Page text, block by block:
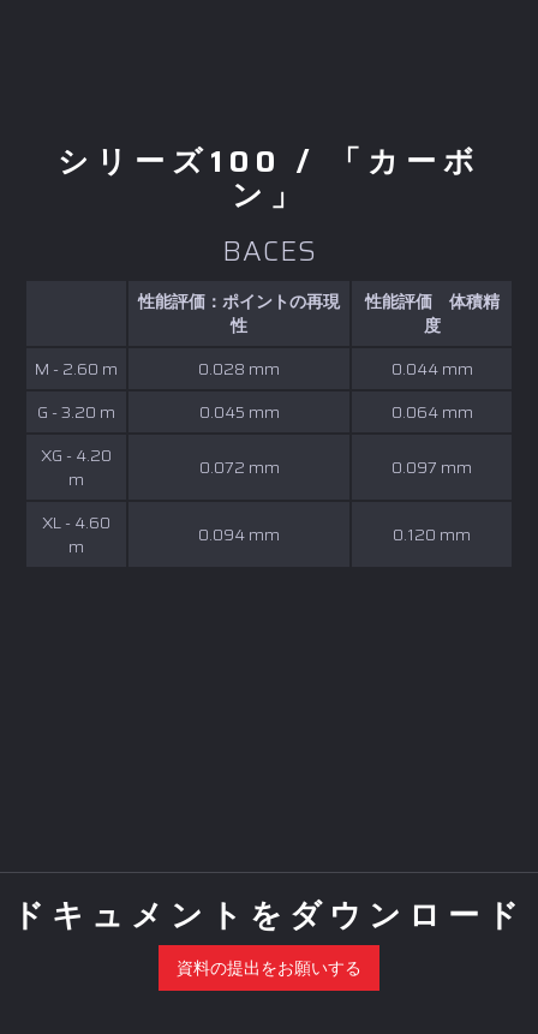
シリーズ100 / 「カーボ
ン」
BACES
性能評価：ポイントの再現
性
性能評価 体積精
度
M - 2.60 m
0.028 mm
0.044 mm
G - 3.20 m
0.045 mm
0.064 mm
XG - 4.20
m
0.072 mm 0.097 mm
XL - 4.60
m
0.094 mm 0.120 mm
ドキュメントをダウンロード
資料の提出をお願いする